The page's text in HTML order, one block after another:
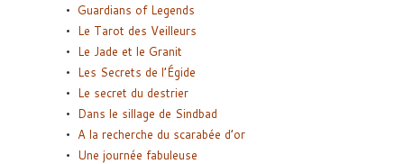
Guardians of Legends
Le Tarot des Veilleurs
Le Jade et le Granit
Les Secrets de l’Égide
Le secret du destrier
Dans le sillage de Sindbad
A la recherche du scarabée d’or
Une journée fabuleuse